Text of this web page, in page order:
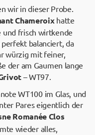
wir in dieser Probe.
Chameroixhatte
und frisch wirtkende
balanciert, da
würzig mit feiner,
der am Gaumen lange
– WT97.
WT100 im Glas, und
Pares eigentlich der
Romanée Clos
wieder alles,